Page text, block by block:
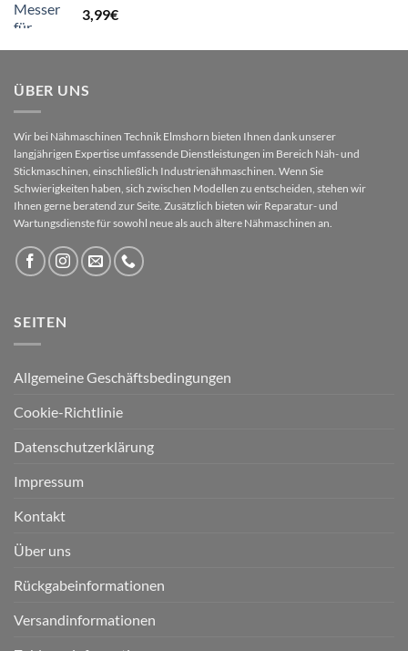
3,99€
ÜBER UNS
Wir bei Nähmaschinen Technik Elmshorn bieten Ihnen dank unserer
langjährigen Expertise umfassende Dienstleistungen im Bereich Näh- und
Stickmaschinen, einschließlich Industrienähmaschinen. Wenn Sie
Schwierigkeiten haben, sich zwischen Modellen zu entscheiden, stehen wir
Ihnen gerne beratend zur Seite. Zusätzlich bieten wir Reparatur- und
Wartungsdienste für sowohl neue als auch ältere Nähmaschinen an.
SEITEN
Allgemeine Geschäftsbedingungen
Cookie-Richtlinie
Datenschutzerklärung
Impressum
Kontakt
Über uns
Rückgabeinformationen
Versandinformationen